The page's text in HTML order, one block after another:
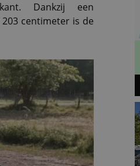
Dankzij een
centimeter is de